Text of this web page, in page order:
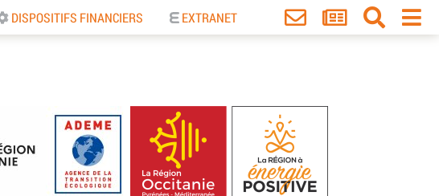
DISPOSITIFS FINANCIERS EXTRANET